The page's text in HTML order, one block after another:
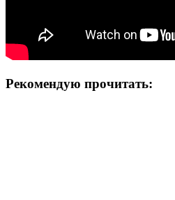
Рекомендую прочитать: